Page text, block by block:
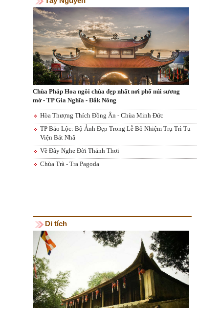
Chùa Pháp Hoa ngôi chùa đẹp nhất nơi phố núi sương
mờ - TP Gia Nghĩa - Đắk Nông
Hòa Thượng Thích Đồng Ân - Chùa Minh Đức
TP Bảo Lộc: Bộ Ảnh Đẹp Trong Lễ Bổ Nhiệm Trụ Trì Tu
Viện Bát Nhã
Về Đây Nghe Đời Thảnh Thơi
Chùa Trà - Tra Pagoda
Di tích